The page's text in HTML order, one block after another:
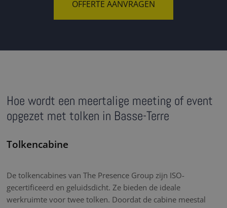
OFFERTE AANVRAGEN
Hoe wordt een meertalige meeting of event
opgezet met tolken in Basse-Terre
Tolkencabine
De tolkencabines van The Presence Group zijn ISO-
gecertificeerd en geluidsdicht. Ze bieden de ideale
werkruimte voor twee tolken. Doordat de cabine meestal